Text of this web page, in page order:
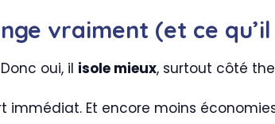
vraiment (et ce
oui, il isole mieux, surtout côté
Et encore moins